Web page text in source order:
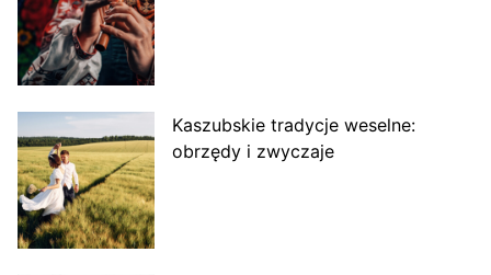
Kaszubskie tradycje weselne:
obrzędy i zwyczaje